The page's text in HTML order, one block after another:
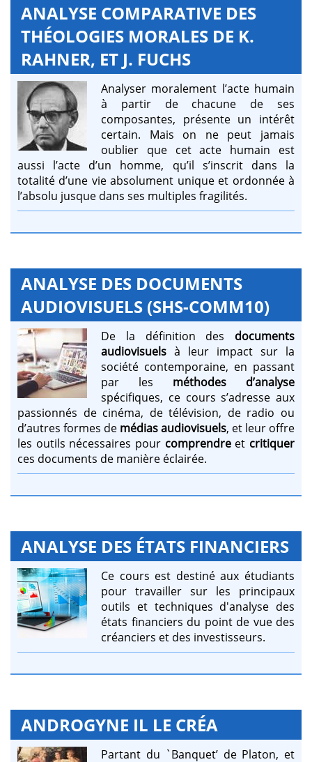
ANALYSE COMPARATIVE DES
THÉOLOGIES MORALES DE K.
RAHNER, ET J. FUCHS
Analyser moralement l’acte humain
à partir de chacune de ses
composantes, présente un intérêt
certain. Mais on ne peut jamais
oublier que cet acte humain est
aussi l’acte d’un homme, qu’il s’inscrit dans la
totalité d’une vie absolument unique et ordonnée à
l’absolu jusque dans ses multiples fragilités.
ANALYSE DES DOCUMENTS
AUDIOVISUELS (SHS-COMM10)
De la définition des documents
audiovisuels à leur impact sur la
société contemporaine, en passant
par les méthodes d’analyse
spécifiques, ce cours s’adresse aux
passionnés de cinéma, de télévision, de radio ou
d’autres formes de médias audiovisuels, et leur offre
les outils nécessaires pour comprendreet critiquer
ces documents de manière éclairée.
ANALYSE DES ÉTATS FINANCIERS
Ce cours est destiné aux étudiants
pour travailler sur les principaux
outils et techniques d'analyse des
états financiers du point de vue des
créanciers et des investisseurs.
ANDROGYNE IL LE CRÉA
Partant du `Banquet’ de Platon, et